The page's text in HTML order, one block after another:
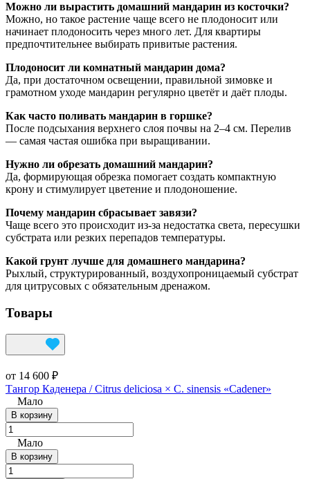
Можно ли вырастить домашний мандарин из косточки?
Можно, но такое растение чаще всего не плодоносит или
начинает плодоносить через много лет. Для квартиры
предпочтительнее выбирать привитые растения.
Плодоносит ли комнатный мандарин дома?
Да, при достаточном освещении, правильной зимовке и
грамотном уходе мандарин регулярно цветёт и даёт плоды.
Как часто поливать мандарин в горшке?
После подсыхания верхнего слоя почвы на 2–4 см. Перелив
— самая частая ошибка при выращивании.
Нужно ли обрезать домашний мандарин?
Да, формирующая обрезка помогает создать компактную
крону и стимулирует цветение и плодоношение.
Почему мандарин сбрасывает завязи?
Чаще всего это происходит из‑за недостатка света, пересушки
субстрата или резких перепадов температуры.
Какой грунт лучше для домашнего мандарина?
Рыхлый, структурированный, воздухопроницаемый субстрат
для цитрусовых с обязательным дренажом.
Товары
от 14 600 ₽
Тангор Каденера / Citrus deliciosa × C. sinensis «Cadener»
Мало
В корзину
Мало
В корзину